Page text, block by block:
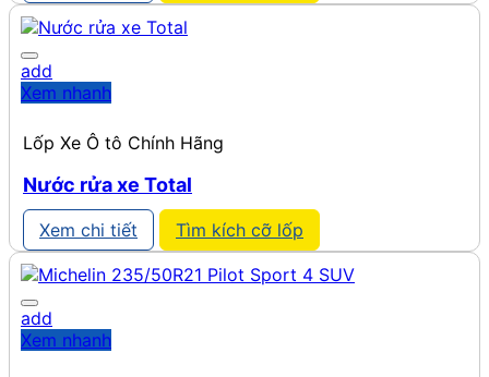
add
Xem nhanh
Lốp Xe Ô tô Chính Hãng
Nước rửa xe Total
Xem chi tiết Tìm kích cỡ lốp
add
Xem nhanh